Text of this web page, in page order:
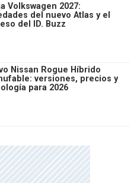
Volkswagen 2027:
del nuevo Atlas y el
del ID. Buzz
Nissan Rogue Híbrido
versiones, precios y
para 2026